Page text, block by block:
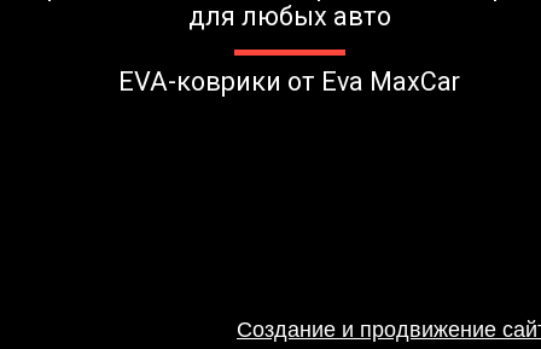
для любых авто
EVA-коврики от Eva MaxCar
Создание и продвижение